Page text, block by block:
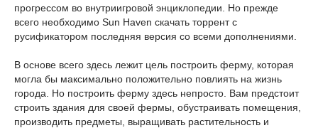
прогрессом во внутриигровой энциклопедии. Но прежде
всего необходимо Sun Haven скачать торрент с
русификатором последняя версия со всеми дополнениями.
В основе всего здесь лежит цель построить ферму, которая
могла бы максимально положительно повлиять на жизнь
города. Но построить ферму здесь непросто. Вам предстоит
строить здания для своей фермы, обустраивать помещения,
производить предметы, выращивать растительность и